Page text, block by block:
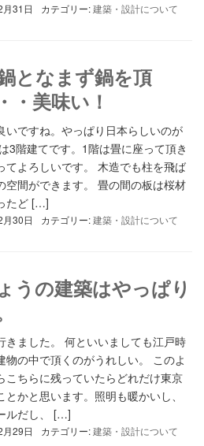
31日 カテゴリー:建築・設計について
となまず鍋を頂
・美味い！
いですね。やっぱり日本らしいのが
3階建てです。1階は畳に座って頂き
てよろしいです。 木造でも柱を飛ば
空間ができます。 畳の間の板は桜材
たど […]
30日 カテゴリー:建築・設計について
うの建築はやっぱり
きました。 何といいましても江戸時
物の中で頂くのがうれしい。 このよ
こちらに残っていたらどれだけ東京
かと思います。照明も暖かいし、
ルだし、 […]
29日 カテゴリー:建築・設計について